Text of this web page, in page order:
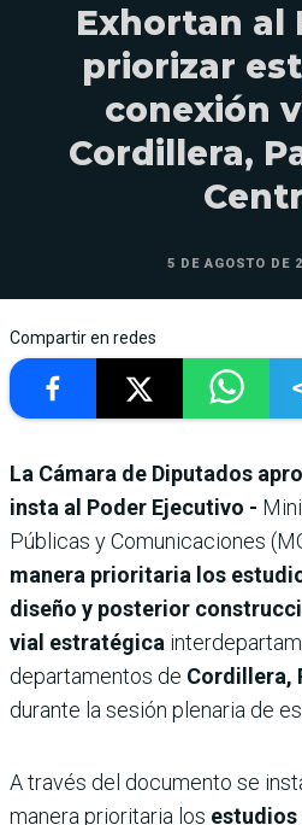
Exhortan al
priorizar
conexión
Cordillera,
5 DE AGOSTO DE
Compartir en redes
La Cámara de Diputados
insta al Poder Ejecutivo -
Públicas y Comunicaciones
manera prioritaria los
diseño y posterior
vial estratégica
departamentos de Cordillera,
durante la sesión plenaria de
A través del documento se
manera prioritaria los